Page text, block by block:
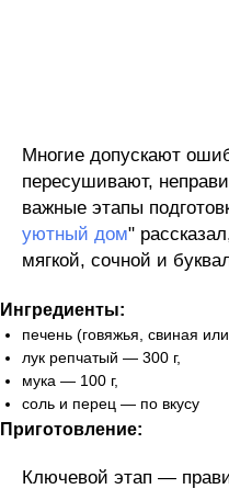
Многие допускают
пересушивают,
важные этапы
уютный дом"
мягкой, сочной и
Ингредиенты:
печень (говяжья, свиная
лук репчатый — 300 г,
мука — 100 г,
соль и перец — по вкусу
Приготовление:
Ключевой этап —